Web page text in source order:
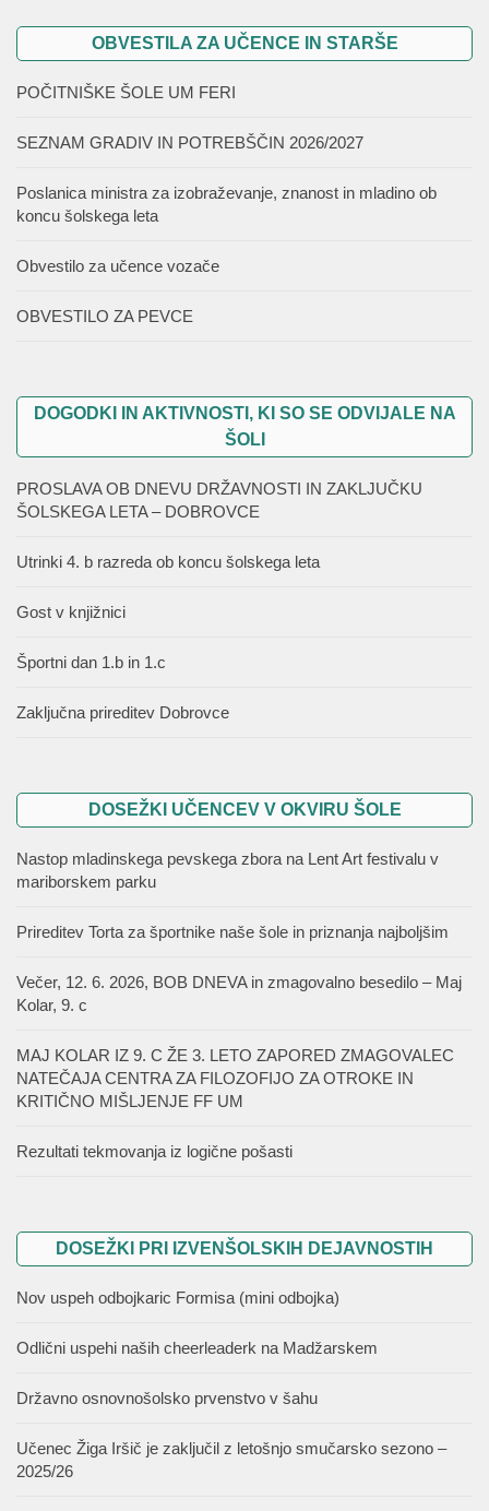
OBVESTILA ZA UČENCE IN STARŠE
POČITNIŠKE ŠOLE UM FERI
SEZNAM GRADIV IN POTREBŠČIN 2026/2027
Poslanica ministra za izobraževanje, znanost in mladino ob
koncu šolskega leta
Obvestilo za učence vozače
OBVESTILO ZA PEVCE
DOGODKI IN AKTIVNOSTI, KI SO SE ODVIJALE NA
ŠOLI
PROSLAVA OB DNEVU DRŽAVNOSTI IN ZAKLJUČKU
ŠOLSKEGA LETA – DOBROVCE
Utrinki 4. b razreda ob koncu šolskega leta
Gost v knjižnici
Športni dan 1.b in 1.c
Zaključna prireditev Dobrovce
DOSEŽKI UČENCEV V OKVIRU ŠOLE
Nastop mladinskega pevskega zbora na Lent Art festivalu v
mariborskem parku
Prireditev Torta za športnike naše šole in priznanja najboljšim
Večer, 12. 6. 2026, BOB DNEVA in zmagovalno besedilo – Maj
Kolar, 9. c
MAJ KOLAR IZ 9. C ŽE 3. LETO ZAPORED ZMAGOVALEC
NATEČAJA CENTRA ZA FILOZOFIJO ZA OTROKE IN
KRITIČNO MIŠLJENJE FF UM
Rezultati tekmovanja iz logične pošasti
DOSEŽKI PRI IZVENŠOLSKIH DEJAVNOSTIH
Nov uspeh odbojkaric Formisa (mini odbojka)
Odlični uspehi naših cheerleaderk na Madžarskem
Državno osnovnošolsko prvenstvo v šahu
Učenec Žiga Iršič je zaključil z letošnjo smučarsko sezono –
2025/26